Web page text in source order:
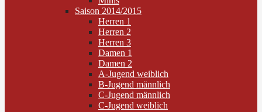
Saison 2014/2015
Herren 1
Herren 2
Herren 3
Damen 1
Damen 2
A-Jugend weiblich
B-Jugend männlich
C-Jugend männlich
C-Jugend weiblich